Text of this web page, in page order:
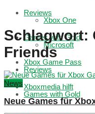
Reviews
Games with Gold
Xbox Game Pass
Xboxmedia hilft
Xbox One
Microsoft
Reviews
Games with Gold
Schlagwort:
Friends
News
Neue Games für